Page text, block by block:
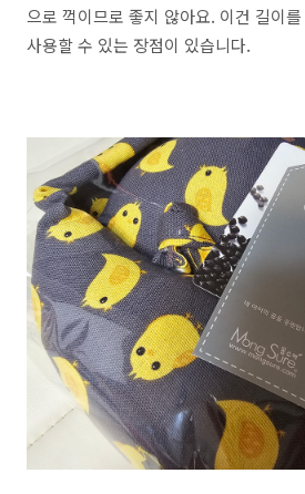
으로 꺽이므로 좋지 않아요. 이건 길이
사용할 수 있는 장점이 있습니다.